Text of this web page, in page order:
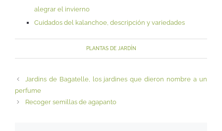
alegrar el invierno
Cuidados del kalanchoe, descripción y variedades
PLANTAS DE JARDÍN
Jardins de Bagatelle, los jardines que dieron nombre a un
perfume
Recoger semillas de agapanto